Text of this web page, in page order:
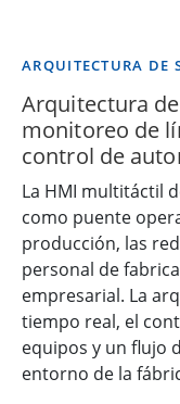
ARQUITECTURA DE
Arquitectura
monitoreo de
control de
La HMI multitáctil
como puente
producción, las
personal de
empresarial. La
tiempo real, el
equipos y un flujo
entorno de la